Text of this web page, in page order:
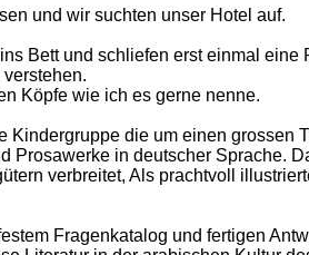
und wir suchten unser Hotel auf.
Bett und schliefen erst einmal
Köpfe wie ich es gerne nenne.
die um einen
in deutscher Sprache.
verbreitet, Als prachtvoll
Fragenkatalog und fertigen